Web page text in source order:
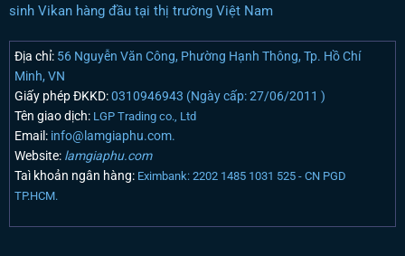
sinh Vikan hàng đầu tại thị trường Việt Nam
Địa chỉ:56 Nguyễn Văn Công, Phường Hạnh Thông, Tp. Hồ Chí
Minh, VN
Giấy phép ĐKKD:0310946943 (Ngày cấp: 27/06/2011 )
Tên giao dịch: LGP Trading co., Ltd
Email:info@lamgiaphu.com.
Website:lamgiaphu.com
Taì khoản ngân hàng: Eximbank: 2202 1485 1031 525 - CN PGD
TP.HCM.